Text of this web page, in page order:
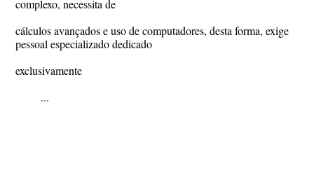
complexo, necessita de
cálculos avançados e uso de computadores, desta forma, exige
pessoal especializado dedicado
exclusivamente
...